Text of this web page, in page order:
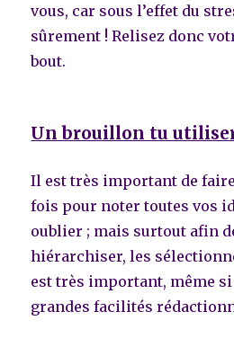
vous, car sous l’effet du
sûrement ! Relisez donc
bout.
Un brouillon tu
Il est très important de
fois pour noter toutes vos
oublier ; mais surtout afin
hiérarchiser, les
est très important, même si
grandes facilités